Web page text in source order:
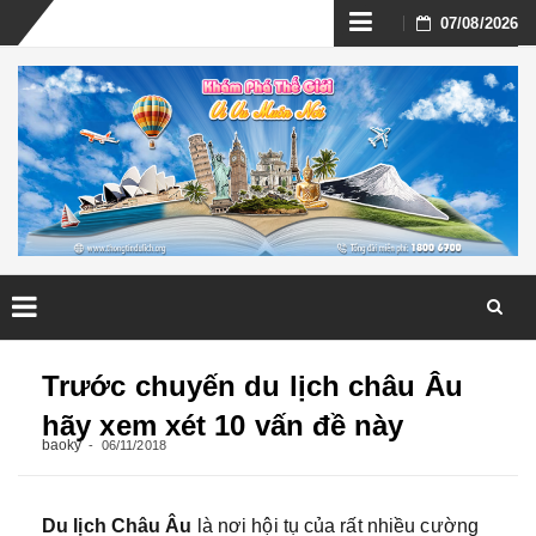
Skip
to
content
07/08/2026
Trước chuyến du lịch châu Âu
hãy xem xét 10 vấn đề này
baoky 06/11/2018
Du lịch Châu Âu là nơi hội tụ của rất nhiều cường